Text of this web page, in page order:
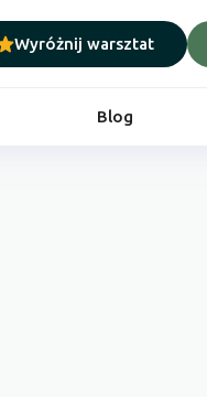
Wyróżnij warsztat
Blog